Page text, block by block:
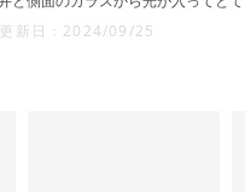
更新日： 2024/09/25